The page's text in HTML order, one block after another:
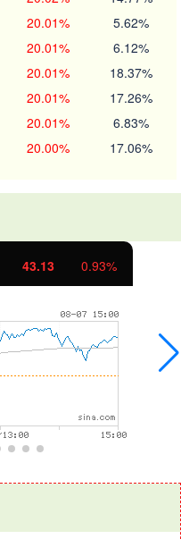
20.01% 5.62%
20.01% 6.12%
20.01% 18.37%
20.01% 17.26%
20.01% 6.83%
20.00% 17.06%
11.37 1.01%